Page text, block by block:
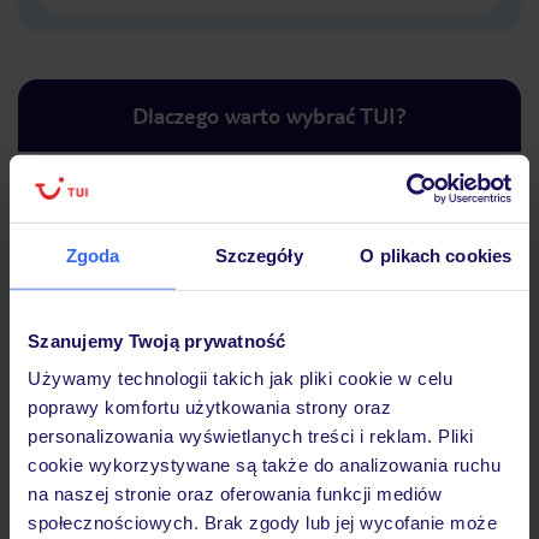
Zgoda Szczegóły O plikach cookies
Szanujemy Twoją prywatność
Używamy technologii takich jak pliki cookie w celu
poprawy komfortu użytkowania strony oraz
personalizowania wyświetlanych treści i reklam. Pliki
cookie wykorzystywane są także do analizowania ruchu
na naszej stronie oraz oferowania funkcji mediów
społecznościowych. Brak zgody lub jej wycofanie może
Dlaczego warto wybrać TUI?
Lider niskich cen
Największe biuro
podróży w Polsce
30 lat w
Hotel
Opinie